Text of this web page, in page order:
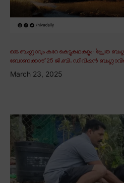
ഒരു ബംഗ്ലാവും കുറേ കെട്ടുകഥകളും∙ ‘പ്രേത
ബോണക്കാട് 25 ജി.ബി. ഡിവിഷൻ
March 23, 2025